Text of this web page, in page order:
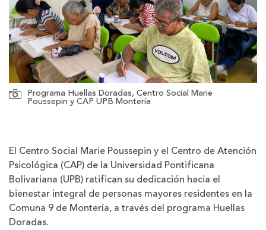
Programa Huellas Doradas, Centro Social Marie
Poussepin y CAP UPB Montería
El Centro Social Marie Poussepin y el Centro de Atención
Psicológica (CAP) de la Universidad Pontificana
Bolivariana (UPB) ratifican su dedicación hacia el
bienestar integral de personas mayores residentes en la
Comuna 9 de Montería, a través del programa Huellas
Doradas.